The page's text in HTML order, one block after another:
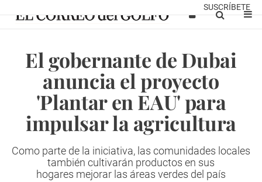
SUSCRÍBETE
El gobernante de Dubai
anuncia el proyecto
'Plantar en EAU' para
impulsar la agricultura
Como parte de la iniciativa, las comunidades locales
también cultivarán productos en sus
hogares mejorar las áreas verdes del país